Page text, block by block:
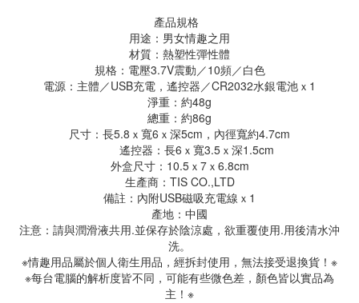
產品規格
用途：男女情趣之用
材質：熱塑性彈性體
規格：電壓3.7V震動／10頻／白色
電源：主體／USB充電，遙控器／CR2032水銀電池ｘ1
淨重：約48g
總重：約86g
尺寸：長5.8ｘ寬6ｘ深5cm，內徑寬約4.7cm
遙控器：長6ｘ寬3.5ｘ深1.5cm
外盒尺寸：10.5ｘ7ｘ6.8cm
生產商：TIS CO.,LTD
備註：內附USB磁吸充電線ｘ1
產地：中國
注意：請與潤滑液共用.並保存於陰涼處，欲重覆使用.用後清水沖
洗。
※情趣用品屬於個人衛生用品，經拆封使用，無法接受退換貨！※
※每台電腦的解析度皆不同，可能有些微色差，顏色皆以實品為
主！※